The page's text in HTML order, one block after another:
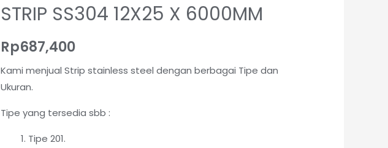
STRIP SS304 12X25 X 6000MM
Rp687,400
Kami menjual Strip stainless steel dengan berbagai Tipe dan
Ukuran.
Tipe yang tersedia sbb :
Tipe 201.